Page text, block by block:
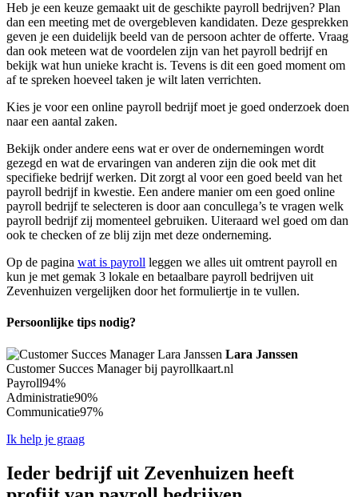
Heb je een keuze gemaakt uit de geschikte payroll bedrijven? Plan
dan een meeting met de overgebleven kandidaten. Deze gesprekken
geven je een duidelijk beeld van de persoon achter de offerte. Vraag
dan ook meteen wat de voordelen zijn van het payroll bedrijf en
bekijk wat hun unieke kracht is. Tevens is dit een goed moment om
af te spreken hoeveel taken je wilt laten verrichten.
Kies je voor een online payroll bedrijf moet je goed onderzoek doen
naar een aantal zaken.
Bekijk onder andere eens wat er over de ondernemingen wordt
gezegd en wat de ervaringen van anderen zijn die ook met dit
specifieke bedrijf werken. Dit zorgt al voor een goed beeld van het
payroll bedrijf in kwestie. Een andere manier om een goed online
payroll bedrijf te selecteren is door aan concullega’s te vragen welk
payroll bedrijf zij momenteel gebruiken. Uiteraard wel goed om dan
ook te checken of ze blij zijn met deze onderneming.
Op de pagina wat is payroll leggen we alles uit omtrent payroll en
kun je met gemak 3 lokale en betaalbare payroll bedrijven uit
Zevenhuizen vergelijken door het formuliertje in te vullen.
Persoonlijke tips nodig?
Lara Janssen
Customer Succes Manager bij payrollkaart.nl
Payroll94%
Administratie90%
Communicatie97%
Ik help je graag
Ieder bedrijf uit Zevenhuizen heeft